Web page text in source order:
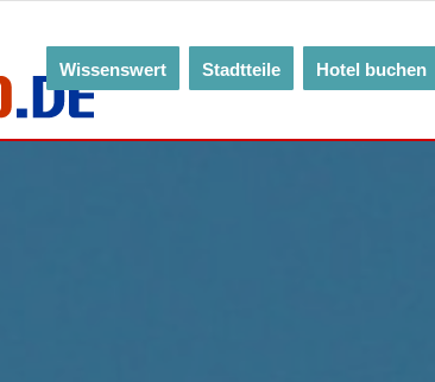
Wissenswert Stadtteile Hotel buchen